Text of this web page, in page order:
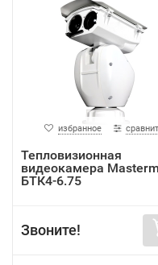
избранное
Тепловизионная
видеокамера
БТК4-6.75
Звоните!